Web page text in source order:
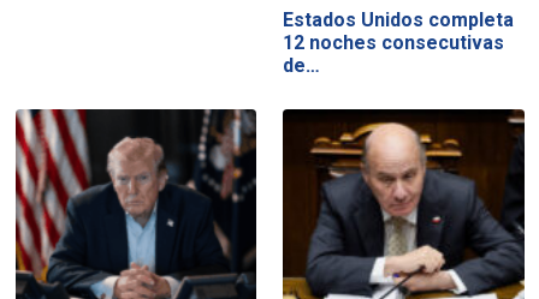
Estados Unidos completa
12 noches consecutivas
de…